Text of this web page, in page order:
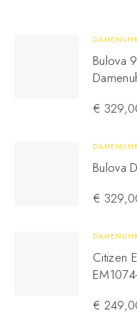
Bulova
€
Bulova
€
Citizen
€